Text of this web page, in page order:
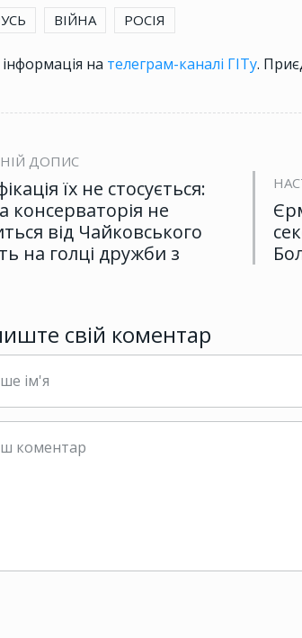
ВІЙНА РОСІЯ
на телеграм-каналі ГІТу.
ДОПИС
їх не стосується:
консерваторія не
від Чайковського
на голці дружби з
свій коментар